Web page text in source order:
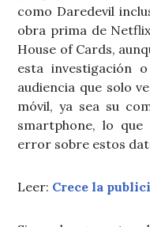
como Daredevil
obra prima de
House of Cards,
esta investigación
audiencia que solo
móvil, ya sea su
smartphone, lo
error sobre estos
Leer: Crece la